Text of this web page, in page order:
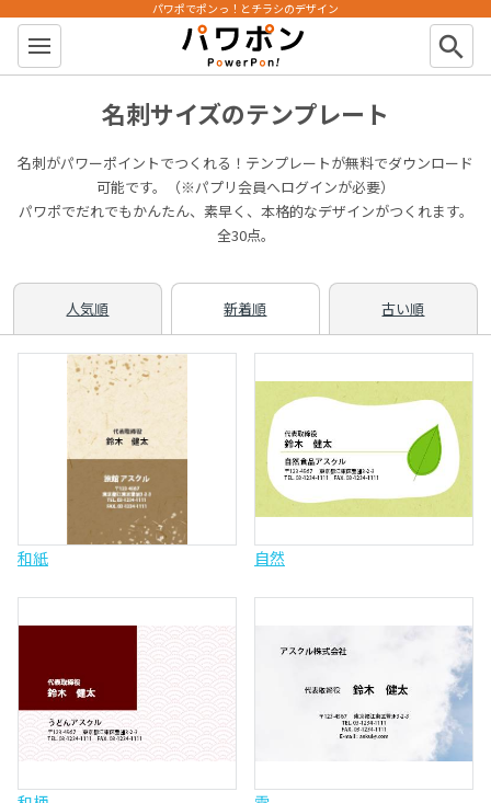
パワポン
パワポでポンっ！とチラシのデザイン
search
名刺サイズのテンプレート
名刺がパワーポイントでつくれる！テンプレートが無料でダウンロード
可能です。（※パプリ会員へログインが必要）
パワポでだれでもかんたん、素早く、本格的なデザインがつくれます。
全30点。
人気順 新着順 古い順
和紙 自然